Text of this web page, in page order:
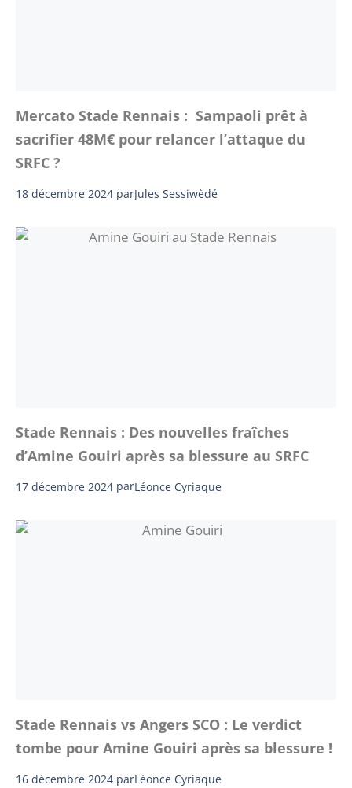
Mercato Stade Rennais : Sampaoli prêt à
sacrifier 48M€ pour relancer l’attaque du
SRFC ?
18 décembre 2024 parJules Sessiwèdé
Stade Rennais : Des nouvelles fraîches
d’Amine Gouiri après sa blessure au SRFC
17 décembre 2024 parLéonce Cyriaque
Stade Rennais vs Angers SCO : Le verdict
tombe pour Amine Gouiri après sa blessure !
16 décembre 2024 parLéonce Cyriaque